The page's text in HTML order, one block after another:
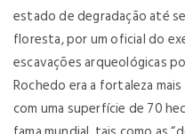
estado de degradação até
floresta, por um oficial do
escavações arqueológicas
Rochedo era a fortaleza
com uma superfície de 70